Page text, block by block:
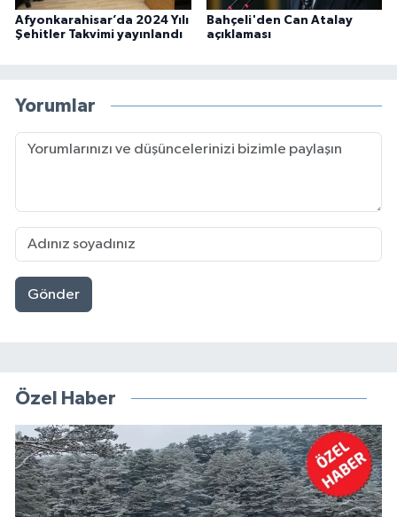
Afyonkarahisar’da 2024 Yılı
Şehitler Takvimi yayınlandı
Bahçeli'den Can Atalay
açıklaması
Yorumlar
Gönder
Özel Haber